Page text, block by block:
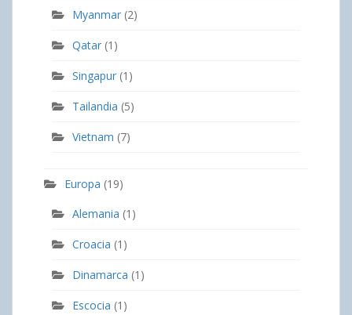
Myanmar (2)
Qatar (1)
Singapur (1)
Tailandia (5)
Vietnam (7)
Europa (19)
Alemania (1)
Croacia (1)
Dinamarca (1)
Escocia (1)